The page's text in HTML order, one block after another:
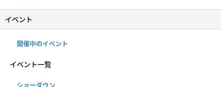
イベント
開催中のイベント
イベント一覧
ショーダウン